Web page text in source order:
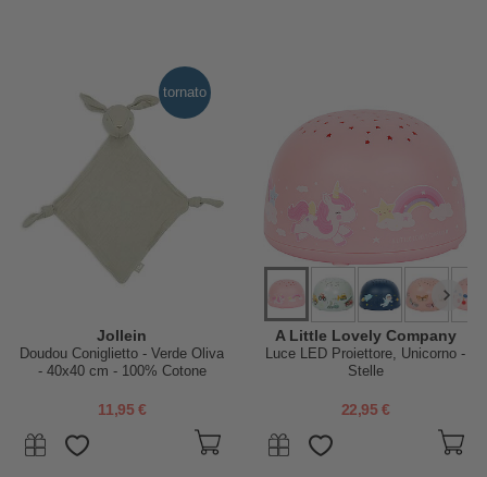
tornato
Jollein
Doudou Coniglietto - Verde Oliva
- 40x40 cm - 100% Cotone
11,95 €
A Little Lovely Company
Luce LED Proiettore, Unicorno -
Stelle
22,95 €